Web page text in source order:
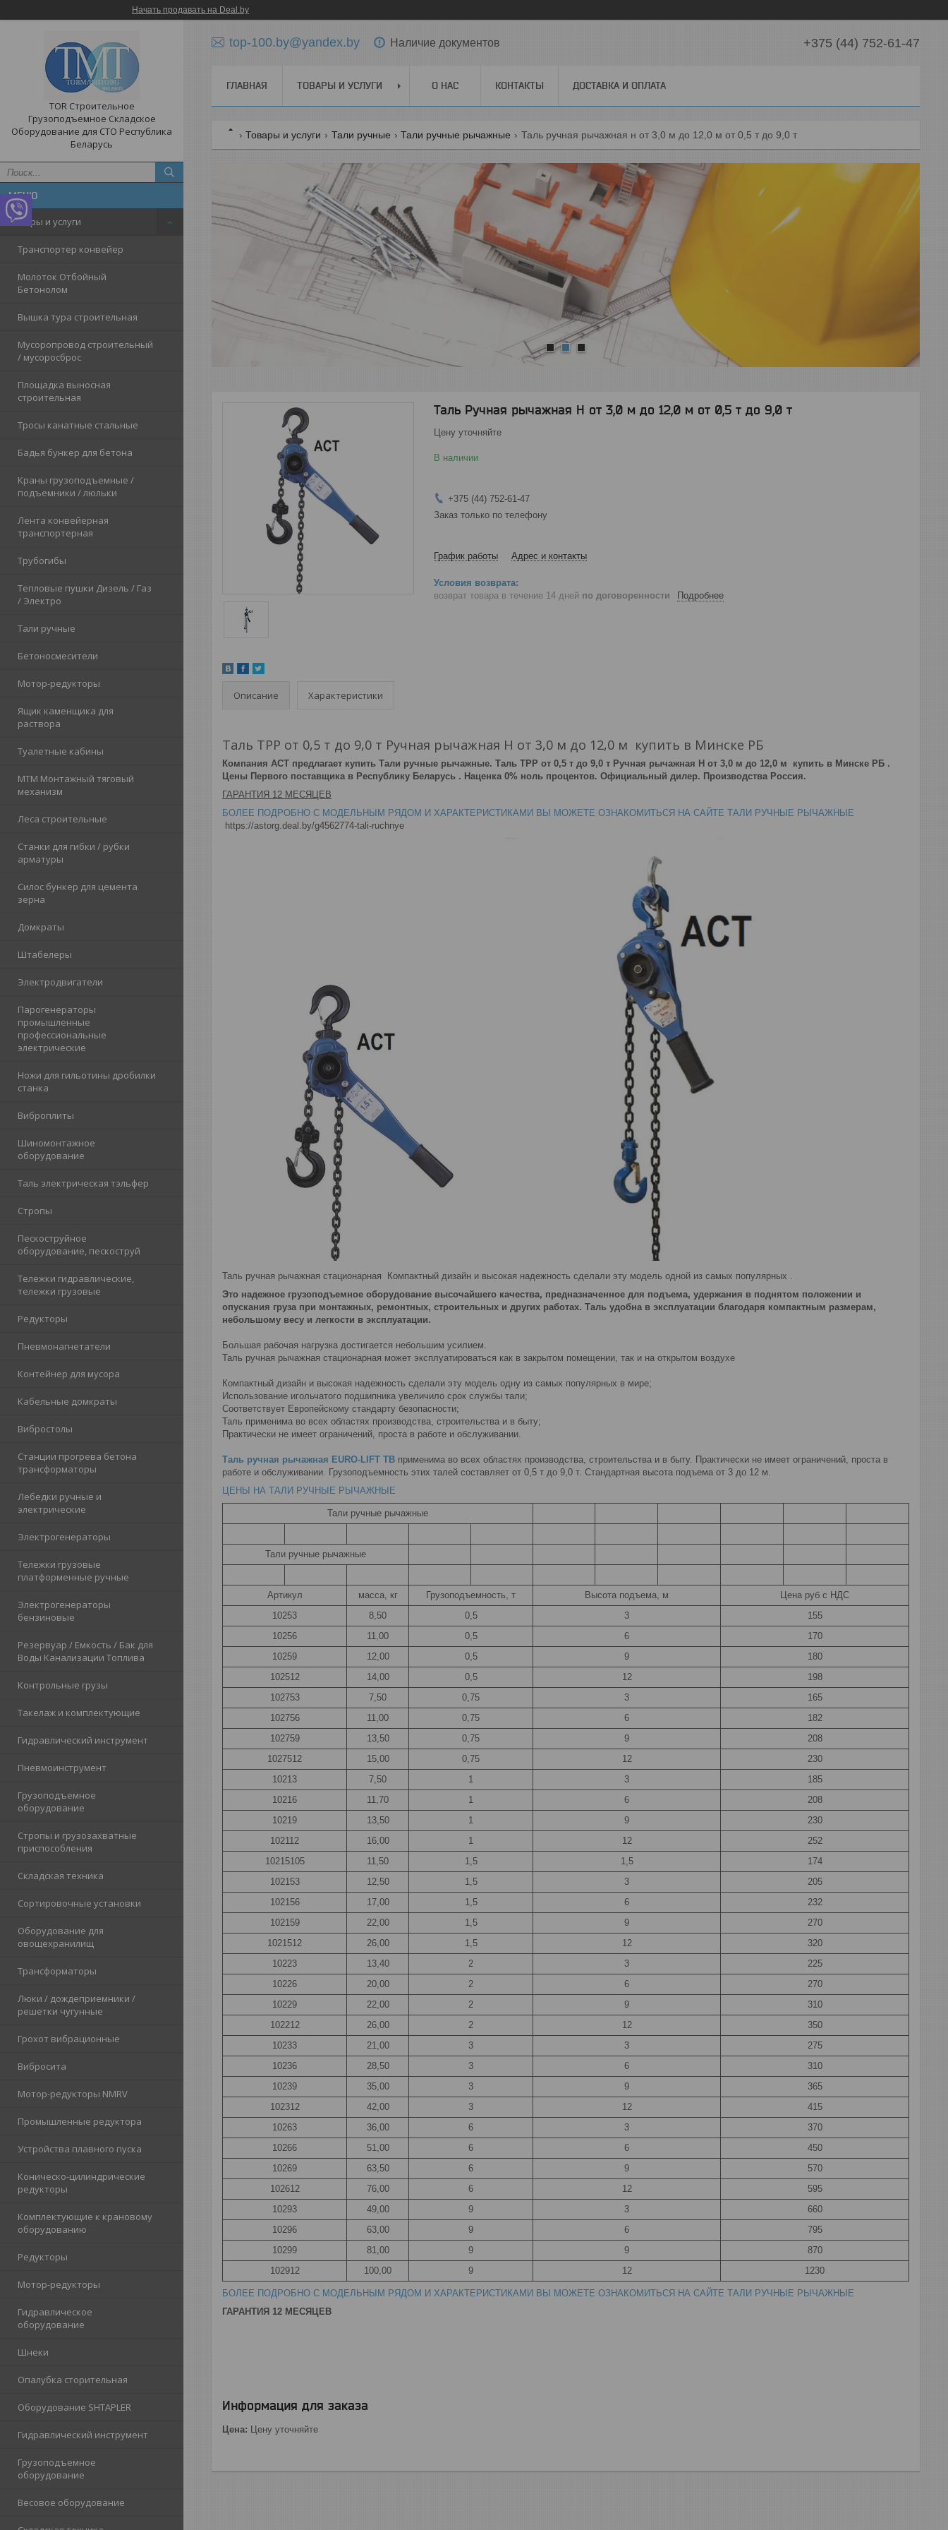
Начать продавать на Deal.by
TOR Строительное
Грузоподъемное Складское
Оборудование для СТО Республика
Беларусь
Товары и услуги
Транспортер конвейер
Молоток Отбойный
Бетонолом
Вышка тура строительная
Мусоропровод строительный
/ мусоросброс
Площадка выносная
строительная
Тросы канатные стальные
Бадья бункер для бетона
Краны грузоподъемные /
подъемники / люльки
Лента конвейерная
транспортерная
Трубогибы
Тепловые пушки Дизель / Газ
/ Электро
Тали ручные
Бетоносмесители
Мотор-редукторы
Ящик каменщика для
раствора
Туалетные кабины
МТМ Монтажный тяговый
механизм
Леса строительные
Станки для гибки / рубки
арматуры
Силос бункер для цемента
зерна
Домкраты
Штабелеры
Электродвигатели
Парогенераторы
промышленные
профессиональные
электрические
Ножи для гильотины дробилки
станка
Виброплиты
Шиномонтажное
оборудование
Таль электрическая тэльфер
Стропы
Пескоструйное
оборудование, пескоструй
Тележки гидравлические,
тележки грузовые
Редукторы
Пневмонагнетатели
Контейнер для мусора
Кабельные домкраты
Вибростолы
Станции прогрева бетона
трансформаторы
Лебедки ручные и
электрические
Электрогенераторы
Тележки грузовые
платформенные ручные
Электрогенераторы
бензиновые
Резервуар / Емкость / Бак для
Воды Канализации Топлива
Контрольные грузы
Такелаж и комплектующие
Гидравлический инструмент
Пневмоинструмент
Грузоподъемное
оборудование
Стропы и грузозахватные
приспособления
Складская техника
Сортировочные установки
Оборудование для
овощехранилищ
Трансформаторы
Люки / дождеприемники /
решетки чугунные
Грохот вибрационные
Вибросита
Мотор-редукторы NMRV
Промышленные редуктора
Устройства плавного пуска
Коническо-цилиндрические
редукторы
Комплектующие к крановому
оборудованию
Редукторы
Мотор-редукторы
Гидравлическое
оборудование
Шнеки
Опалубка сторительная
Оборудование SHTAPLER
Гидравлический инструмент
Грузоподъемное
оборудование
Весовое оборудование
top-100.by@yandex.by Наличие документов +375 (44) 752-61-47
ГЛАВНАЯ ТОВАРЫ И УСЛУГИ О НАС КОНТАКТЫ ДОСТАВКА И ОПЛАТА
Товары и услуги Тали ручные Тали ручные рычажные Таль ручная рычажная н от 3,0 м до 12,0 м от 0,5 т до 9,0 т
Таль Ручная рычажная Н от 3,0 м до 12,0 м от 0,5 т до 9,0 т
Цену уточняйте
В наличии
+375 (44) 752-61-47
Заказ только по телефону
График работы Адрес и контакты
возврат товара в течение 14 дней по договоренности Подробнее
Описание Характеристики
Таль ТРР от 0,5 т до 9,0 т Ручная рычажная Н от 3,0 м до 12,0 м купить в Минске РБ
Компания АСТ предлагает купить Тали ручные рычажные. Таль ТРР от 0,5 т до 9,0 т Ручная рычажная Н от 3,0 м до 12,0 м купить в Минске РБ .
Цены Первого поставщика в Республику Беларусь . Наценка 0% ноль процентов. Официальный дилер. Производства Россия.
ГАРАНТИЯ 12 МЕСЯЦЕВ
БОЛЕЕ ПОДРОБНО С МОДЕЛЬНЫМ РЯДОМ И ХАРАКТЕРИСТИКАМИ ВЫ МОЖЕТЕ ОЗНАКОМИТЬСЯ НА САЙТЕ ТАЛИ РУЧНЫЕ РЫЧАЖНЫЕ
https://astorg.deal.by/g4562774-tali-ruchnye
Таль ручная рычажная стационарная Компактный дизайн и высокая надежность сделали эту модель одной из самых популярных .
Это надежное грузоподъемное оборудование высочайшего качества, предназначенное для подъема, удержания в поднятом положении и
опускания груза при монтажных, ремонтных, строительных и других работах. Таль удобна в эксплуатации благодаря компактным размерам,
небольшому весу и легкости в эксплуатации.
Большая рабочая нагрузка достигается небольшим усилием.
Таль ручная рычажная стационарная может эксплуатироваться как в закрытом помещении, так и на открытом воздухе
Компактный дизайн и высокая надежность сделали эту модель одну из самых популярных в мире;
Использование игольчатого подшипника увеличило срок службы тали;
Соответствует Европейскому стандарту безопасности;
Таль применима во всех областях производства, строительства и в быту;
Практически не имеет ограничений, проста в работе и обслуживании.
Таль ручная рычажная EURO-LIFT ТВ применима во всех областях производства, строительства и в быту. Практически не имеет ограничений, проста в
работе и обслуживании. Грузоподъемность этих талей составляет от 0,5 т до 9,0 т. Стандартная высота подъема от 3 до 12 м.
ЦЕНЫ НА ТАЛИ РУЧНЫЕ РЫЧАЖНЫЕ
Тали ручные рычажные
Тали ручные рычажные
Артикул масса, кг Грузоподъемность, т Высота подъема, м
Цена руб с НДС
10253
8,50 0,5 3
155
10256
11,00 0,5 6
170
10259
12,00 0,5 9
180
102512
14,00 0,5 12
198
102753
7,50 0,75 3
165
102756
11,00 0,75 6
182
102759
13,50 0,75 9
208
1027512
15,00 0,75 12
230
10213
7,50 1 3
185
10216
11,70 1 6
208
10219
13,50 1 9
230
102112
16,00 1 12
252
10215105
11,50 1,5 1,5
174
102153
12,50 1,5 3
205
102156
17,00 1,5 6
232
102159
22,00 1,5 9
270
1021512
26,00 1,5 12
320
10223
13,40 2 3
225
10226
20,00 2 6
270
10229
22,00 2 9
310
102212
26,00 2 12
350
10233
21,00 3 3
275
10236
28,50 3 6
310
10239
35,00 3 9
365
102312
42,00 3 12
415
10263
36,00 6 3
370
10266
51,00 6 6
450
10269
63,50 6 9
570
102612
76,00 6 12
595
10293
49,00 9 3
660
10296
63,00 9 6
795
10299
81,00 9 9
870
102912
100,00 9 12 1230
БОЛЕЕ ПОДРОБНО С МОДЕЛЬНЫМ РЯДОМ И ХАРАКТЕРИСТИКАМИ ВЫ МОЖЕТЕ ОЗНАКОМИТЬСЯ НА САЙТЕ ТАЛИ РУЧНЫЕ РЫЧАЖНЫЕ
ГАРАНТИЯ 12 МЕСЯЦЕВ
Информация для заказа
Цена: Цену уточняйте